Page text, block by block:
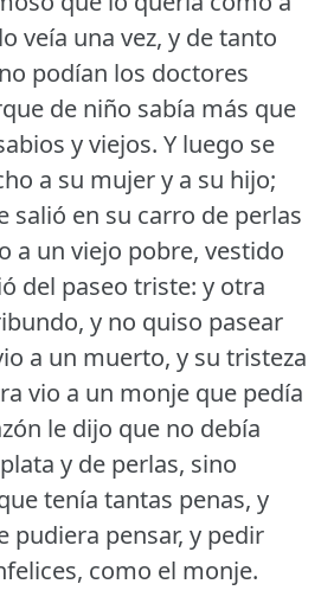
veía una vez, y de tanto
podían los doctores
de niño sabía más que
y viejos. Y luego se
a su mujer y a su hijo;
salió en su carro de perlas
a un viejo pobre, vestido
del paseo triste: y otra
y no quiso pasear
a un muerto, y su tristeza
vio a un monje que pedía
le dijo que no debía
y de perlas, sino
tenía tantas penas, y
pudiera pensar, y pedir
como el monje.